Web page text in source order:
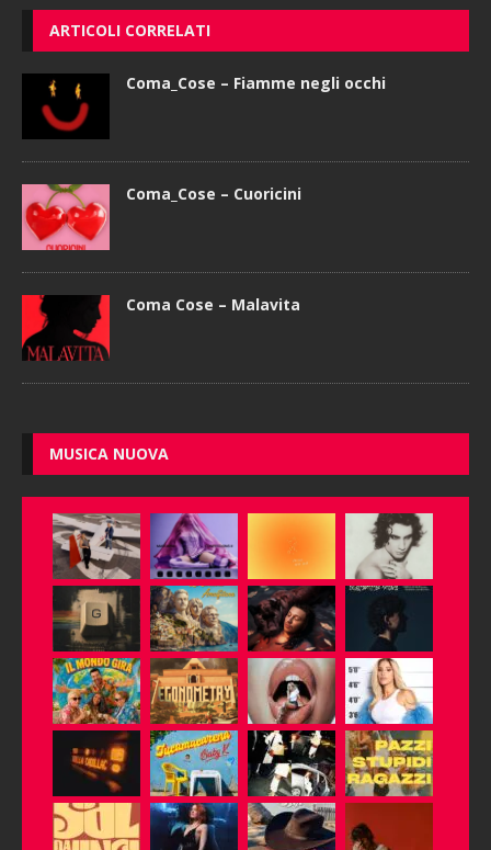
ARTICOLI CORRELATI
Coma_Cose – Fiamme negli occhi
Coma_Cose – Cuoricini
Coma Cose – Malavita
MUSICA NUOVA